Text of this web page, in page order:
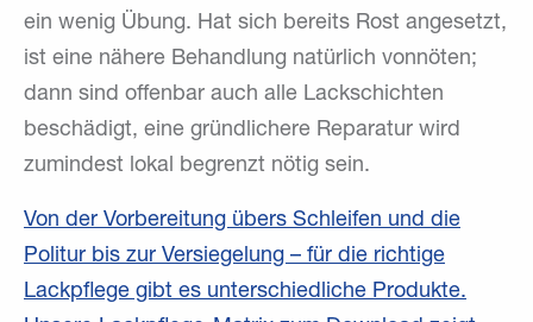
ein wenig Übung. Hat sich bereits Rost angesetzt,
ist eine nähere Behandlung natürlich vonnöten;
dann sind offenbar auch alle Lackschichten
beschädigt, eine gründlichere Reparatur wird
zumindest lokal begrenzt nötig sein.
Von der Vorbereitung übers Schleifen und die
Politur bis zur Versiegelung – für die richtige
Lackpflege gibt es unterschiedliche Produkte.